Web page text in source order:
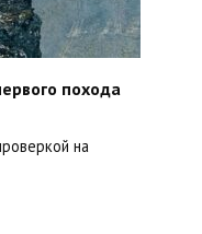
похода
на